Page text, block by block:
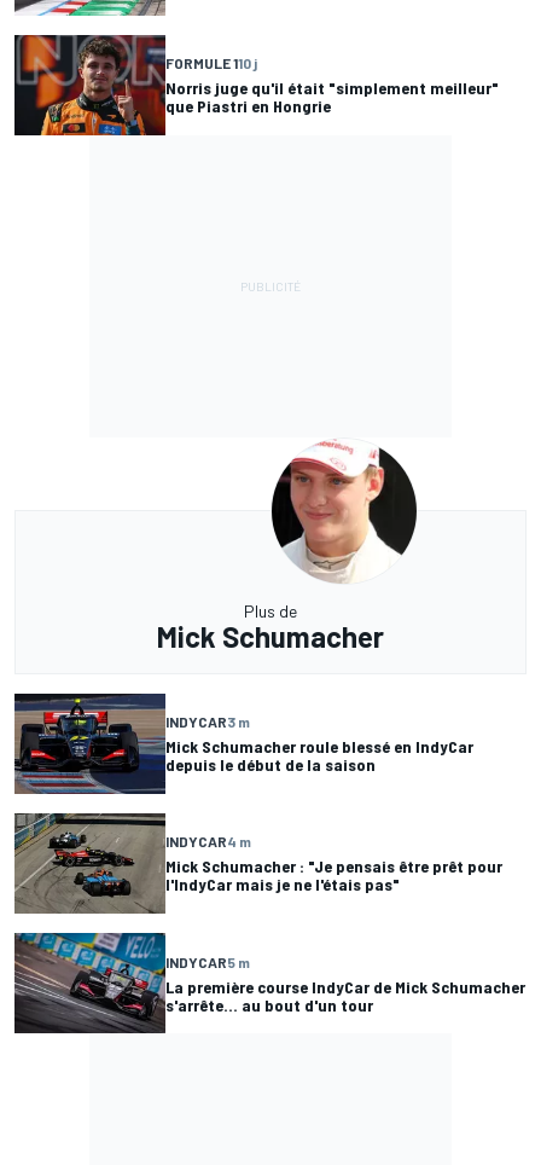
FORMULE 110 j
Norris juge qu'il était "simplement meilleur"
que Piastri en Hongrie
Plus de
Mick Schumacher
INDYCAR3 m
Mick Schumacher roule blessé en IndyCar
depuis le début de la saison
INDYCAR4 m
Mick Schumacher : "Je pensais être prêt pour
l'IndyCar mais je ne l'étais pas"
INDYCAR5 m
La première course IndyCar de Mick Schumacher
s'arrête... au bout d'un tour